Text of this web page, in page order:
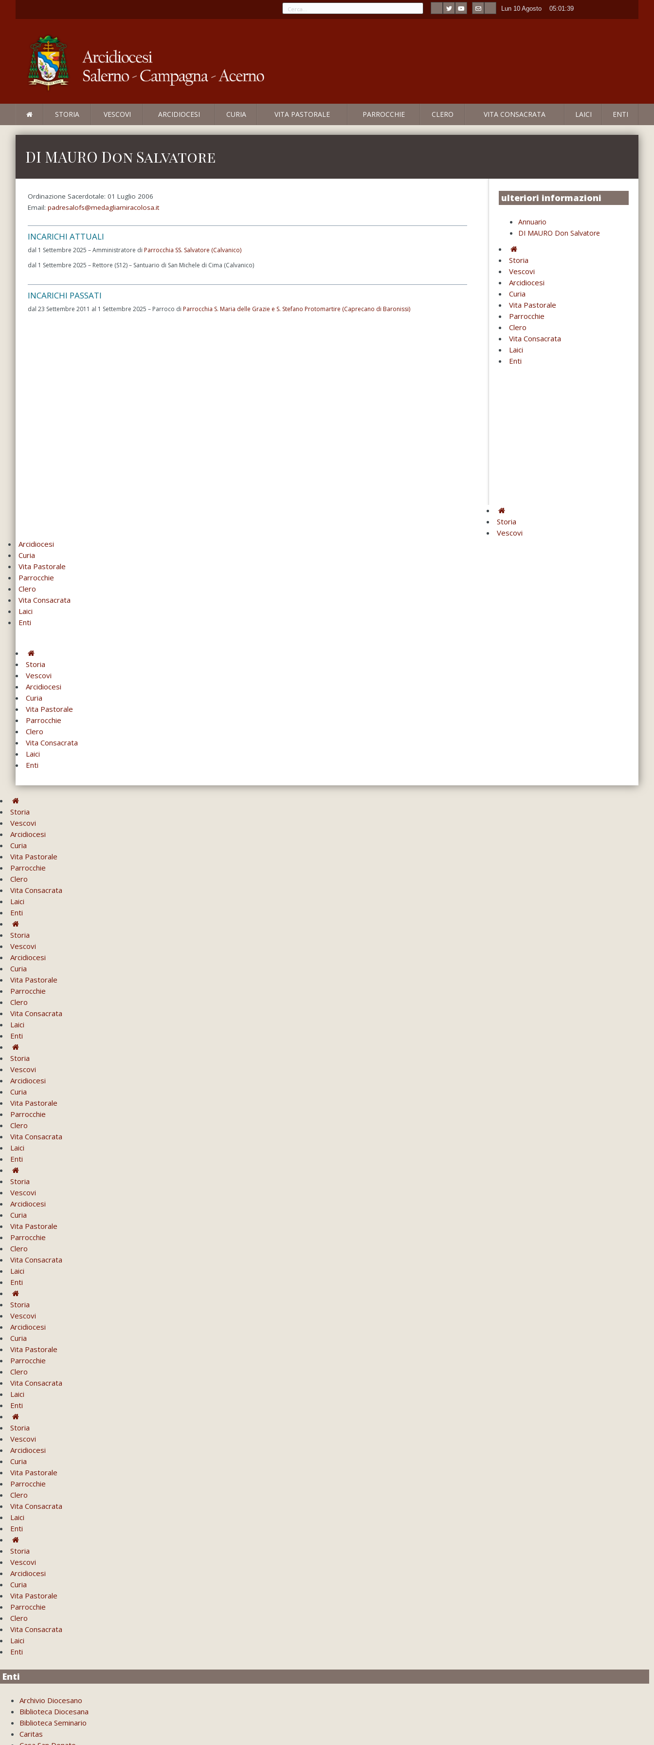
Lun 10 Agosto ----05:01:40
STORIA VESCOVI ARCIDIOCESI CURIA VITA PASTORALE PARROCCHIE CLERO VITA CONSACRATA LAICI ENTI
DI MAURO Don Salvatore
Ordinazione Sacerdotale: 01 Luglio 2006
Email: padresalofs@medagliamiracolosa.it
INCARICHI ATTUALI
dal 1 Settembre 2025 – Amministratore di Parrocchia SS. Salvatore (Calvanico)
dal 1 Settembre 2025 – Rettore (S12) – Santuario di San Michele di Cima (Calvanico)
INCARICHI PASSATI
dal 23 Settembre 2011 al 1 Settembre 2025 – Parroco di Parrocchia S. Maria delle Grazie e S. Stefano Protomartire (Caprecano di Baronissi)
ulteriori informazioni
Annuario
DI MAURO Don Salvatore
Storia
Vescovi
Arcidiocesi
Curia
Vita Pastorale
Parrocchie
Clero
Vita Consacrata
Laici
Enti
Storia
Vescovi
Arcidiocesi
Curia
Vita Pastorale
Parrocchie
Clero
Vita Consacrata
Laici
Enti
Storia
Vescovi
Arcidiocesi
Curia
Vita Pastorale
Parrocchie
Clero
Vita Consacrata
Laici
Enti
Storia
Vescovi
Arcidiocesi
Curia
Vita Pastorale
Parrocchie
Clero
Vita Consacrata
Laici
Enti
Storia
Vescovi
Arcidiocesi
Curia
Vita Pastorale
Parrocchie
Clero
Vita Consacrata
Laici
Enti
Storia
Vescovi
Arcidiocesi
Curia
Vita Pastorale
Parrocchie
Clero
Vita Consacrata
Laici
Enti
Storia
Vescovi
Arcidiocesi
Curia
Vita Pastorale
Parrocchie
Clero
Vita Consacrata
Laici
Enti
Storia
Vescovi
Arcidiocesi
Curia
Vita Pastorale
Parrocchie
Clero
Vita Consacrata
Laici
Enti
Storia
Vescovi
Arcidiocesi
Curia
Vita Pastorale
Parrocchie
Clero
Vita Consacrata
Laici
Enti
Storia
Vescovi
Arcidiocesi
Curia
Vita Pastorale
Parrocchie
Clero
Vita Consacrata
Laici
Enti
Enti
Archivio Diocesano
Biblioteca Diocesana
Biblioteca Seminario
Caritas